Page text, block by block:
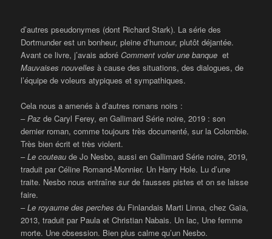
d’autres pseudonymes (dont Richard Stark). La série des
Dortmunder est un bonheur, pleine d’humour, plutôt déjantée.
Avant ce livre, j’avais adoré Comment voler une banque et
Mauvaises nouvelles à cause des situations, des dialogues, de
l’équipe de voleurs atypiques et sympathiques.
Cela nous a amenés à d’autres romans noirs :
–Paz de Caryl Ferey, en Gallimard Série noire, 2019 : son
dernier roman, comme toujours très documenté, sur la Colombie.
Très bien écrit et très violent.
–Le couteau de Jo Nesbo, aussi en Gallimard Série noire, 2019,
traduit par Céline Romand-Monnier. Un Harry Hole. Lu d’une
traite. Nesbo nous entraîne sur de fausses pistes et on se laisse
faire.
–Le royaume des perches du Finlandais Marti Linna, chez Gaïa,
2013, traduit par Paula et Christian Nabais. Un lac, Une femme
morte. Une obsession. Bien plus calme qu’un Nesbo.